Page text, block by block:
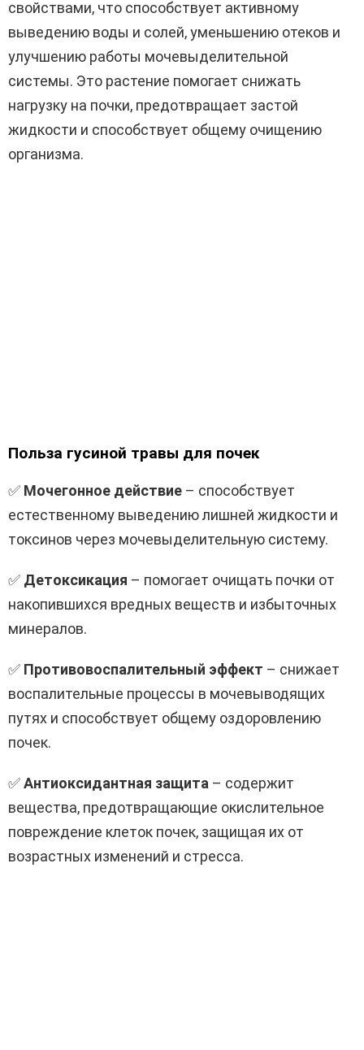
свойствами, что способствует активному
выведению воды и солей, уменьшению отеков и
улучшению работы мочевыделительной
системы. Это растение помогает снижать
нагрузку на почки, предотвращает застой
жидкости и способствует общему очищению
организма.
Польза гусиной травы для почек
✅ Мочегонное действие – способствует
естественному выведению лишней жидкости и
токсинов через мочевыделительную систему.
✅ Детоксикация – помогает очищать почки от
накопившихся вредных веществ и избыточных
минералов.
✅ Противовоспалительный эффект – снижает
воспалительные процессы в мочевыводящих
путях и способствует общему оздоровлению
почек.
✅Антиоксидантная защита – содержит
вещества, предотвращающие окислительное
повреждение клеток почек, защищая их от
возрастных изменений и стресса.